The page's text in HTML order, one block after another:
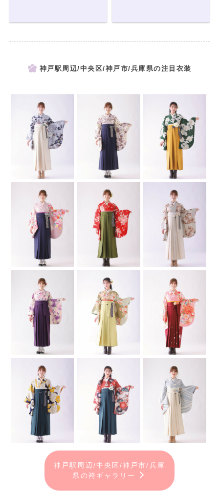
神戸駅周辺/中央区/神戸市/兵庫県の注目衣装
神戸駅周辺/中央区/神戸市/兵庫
県の袴ギャラリー